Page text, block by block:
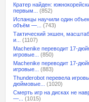
Кратер найден:
первым...
(852)
Испанцы научили один
объём —...
(743)
Тактический экшен,
и...
(1107)
Machenike переводит 17-
игровые...
(850)
Machenike переводит 17-
игровые...
(883)
Thunderobot перевела
дюймовые...
(1020)
Смерть игр на дисках не
—...
(1015)